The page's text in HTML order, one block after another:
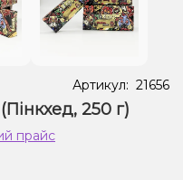
Артикул: 21656
250 г)
прайс